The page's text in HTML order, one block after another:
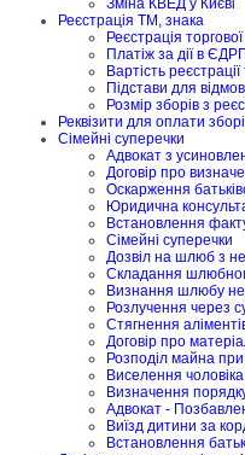
Зміна КВЕД у Києві
Реєстрація ТМ, знака
Реєстрація
Платіж за дії в
Вартість
Підстави для
Розмір зборів з
Реквізити для оплати
Сімейні суперечки
Адвокат з
Договір про
Оскарження
Юридична
Встановлення
Сімейні суперечки
Дозвіл на шлюб з
Складання
Визнання шлюбу
Розлучення через
Стягнення
Договір про
Розподіл майна при
Виселення
Визначення
Адвокат -
Виїзд дитини за
Встановлення